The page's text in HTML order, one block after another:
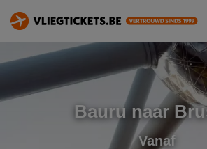
Bauru naar
Vanaf